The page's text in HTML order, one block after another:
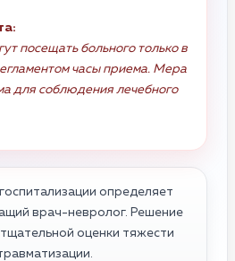
посещать больного только в
часы приема. Мера
для соблюдения лечебного
определяет
врач-невролог. Решение
оценки тяжести